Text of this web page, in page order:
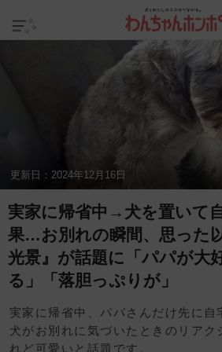
更新日： 2024年12月16日
実家に帰省中→犬を置いて
果…お別れの瞬間、思った
光景』が話題に「パパが大
る」「落胆っぷりが」
実家に帰省中、パパさんだけ先に
犬がお別れに気づいたときのリアク
れど可愛いと話題です。